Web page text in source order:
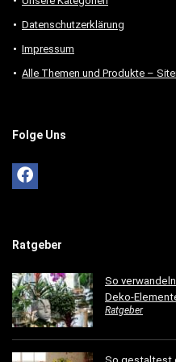
Datenschutzerklärung
Impressum
Alle Themen und Produkte –
Folge Uns
Ratgeber
So
Deko-
Ratgeber